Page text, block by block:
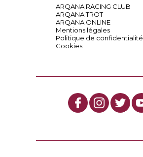
ARQANA RACING CLUB
ARQANA TROT
ARQANA ONLINE
Mentions légales
Politique de confidentialité
Cookies